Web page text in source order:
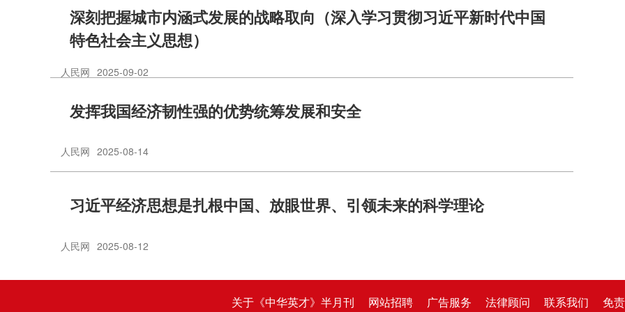
深刻把握城市内涵式发展的战略取向（深入学习贯彻习近平新时代中国
特色社会主义思想）
人民网 2025-09-02
发挥我国经济韧性强的优势统筹发展和安全
人民网 2025-08-14
习近平经济思想是扎根中国、放眼世界、引领未来的科学理论
人民网 2025-08-12
关于《中华英才》半月刊 网站招聘 广告服务 法律顾问 联系我们 免